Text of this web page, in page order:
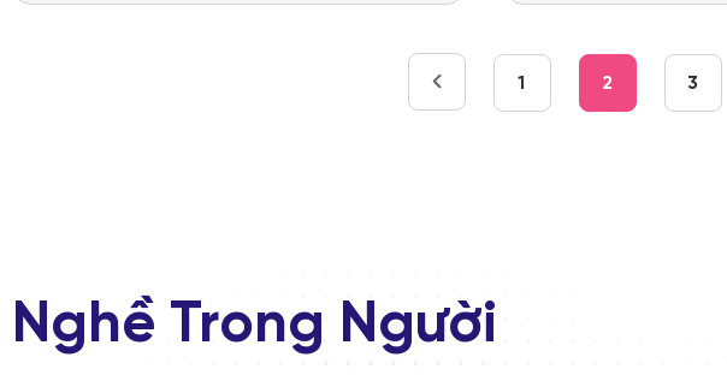
1 2 3
Nghề Trong Người